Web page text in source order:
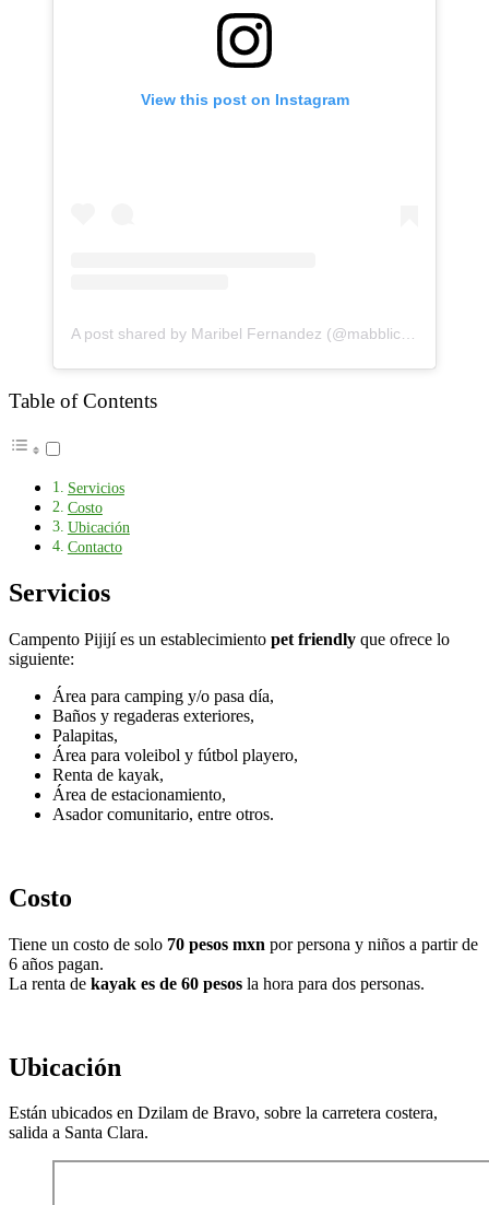
View this post on Instagram
Table of Contents
Servicios
Costo
Ubicación
Contacto
Servicios
Campento Pijijí es un establecimiento pet friendly que ofrece lo
siguiente:
Área para camping y/o pasa día,
Baños y regaderas exteriores,
Palapitas,
Área para voleibol y fútbol playero,
Renta de kayak,
Área de estacionamiento,
Asador comunitario, entre otros.
Costo
Tiene un costo de solo 70 pesos mxn por persona y niños a partir de
6 años pagan.
La renta de kayak es de 60 pesos la hora para dos personas.
Ubicación
Están ubicados en Dzilam de Bravo, sobre la carretera costera,
salida a Santa Clara.